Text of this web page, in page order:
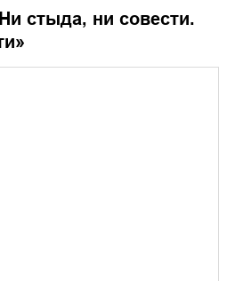
Ни стыда, ни совести.
»